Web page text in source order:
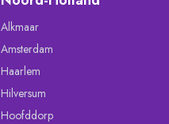
Alkmaar
Amsterdam
Haarlem
Hilversum
Hoofddorp